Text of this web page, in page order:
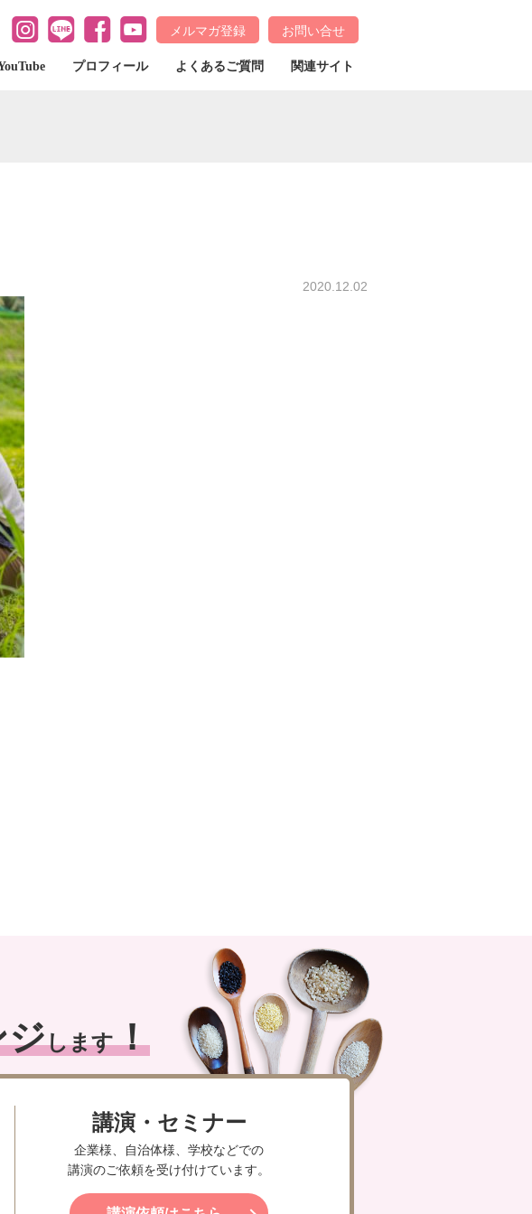
メルマガ登録 お問い合せ
プロフィール よくあるご質問 関連サイト
2020.12.02
ジします！
講演・セミナー
企業様、自治体様、学校などでの
講演のご依頼を受け付けています。